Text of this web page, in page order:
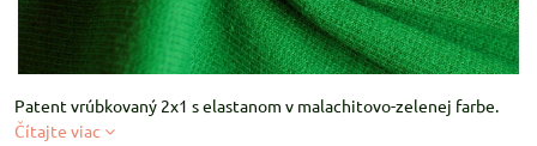
Patent vrúbkovaný 2x1 s elastanom v malachitovo-zelenej farbe.
Čítajte viac